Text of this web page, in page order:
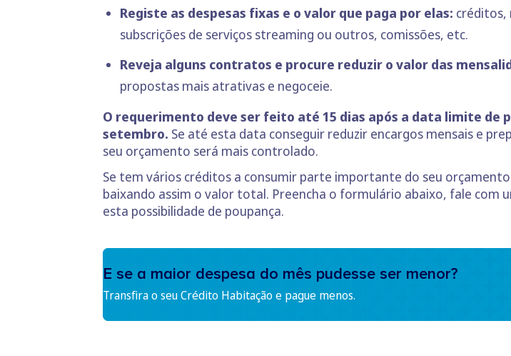
Registe as despesas fixas e o valor que paga por elas: créditos,
subscrições de serviços streaming ou outros, comissões, etc.
Reveja alguns contratos e procure reduzir o valor das
propostas mais atrativas e negoceie.
O requerimento deve ser feito até 15 dias após a data limite de
setembro. Se até esta data conseguir reduzir encargos mensais e
seu orçamento será mais controlado.
Se tem vários créditos a consumir parte importante do seu
baixando assim o valor total. Preencha o formulário abaixo, fale com
esta possibilidade de poupança.
E se a maior despesa do mês pudesse ser menor?
Transfira o seu Crédito Habitação e pague menos.